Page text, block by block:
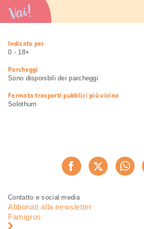
Vai!
Informazioni
utili
Indicato per
0 - 18+
Parcheggi
Sono disponibili dei parcheggi
Fermata trasporti pubblici più vicina
Solothurn
Piè
pagina
Navigazione
pagina
Contatto e social media
Abbonati alla newsletter
Famigros